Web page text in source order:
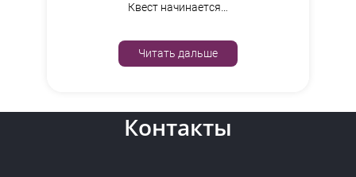
Квест начинается…
Читать дальше
Контакты